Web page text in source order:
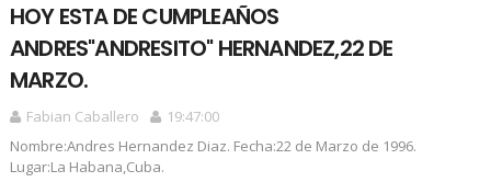
HOY ESTA DE CUMPLEAÑOS
ANDRES"ANDRESITO" HERNANDEZ,22 DE
MARZO.
Fabian Caballero
19:47:00
Nombre:Andres Hernandez Diaz. Fecha:22 de Marzo de 1996.
Lugar:La Habana,Cuba.